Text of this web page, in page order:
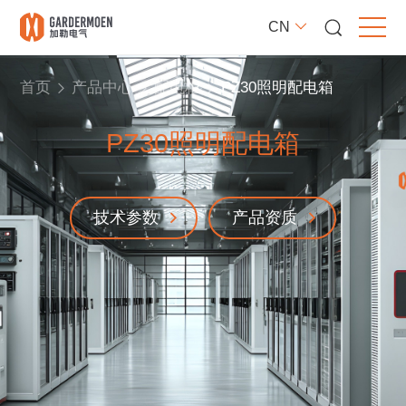
CN
首页 产品中心 配电柜 PZ30照明配电箱
PZ30照明配电箱
技术参数 产品资质